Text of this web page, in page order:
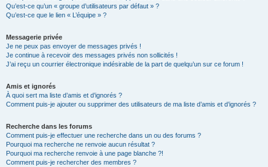
Qu’est-ce qu’un « groupe d’utilisateurs par défaut » ?
Qu’est-ce que le lien « L’équipe » ?
Messagerie privée
Je ne peux pas envoyer de messages privés !
Je continue à recevoir des messages privés non sollicités !
J’ai reçu un courrier électronique indésirable de la part de quelqu’un sur ce forum !
Amis et ignorés
À quoi sert ma liste d’amis et d’ignorés ?
Comment puis-je ajouter ou supprimer des utilisateurs de ma liste d’amis et d’ignorés ?
Recherche dans les forums
Comment puis-je effectuer une recherche dans un ou des forums ?
Pourquoi ma recherche ne renvoie aucun résultat ?
Pourquoi ma recherche renvoie à une page blanche ?!
Comment puis-je rechercher des membres ?